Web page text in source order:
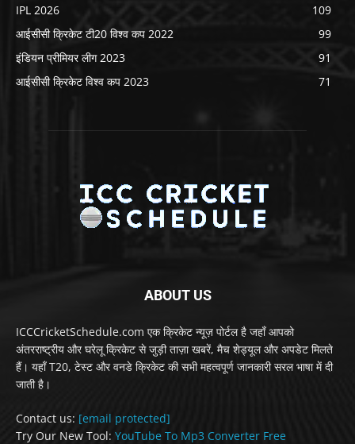
IPL 2026
109
आईसीसी क्रिकेट टी20 विश्व कप 2022
99
इंडियन प्रीमियर लीग 2023
91
आईसीसी क्रिकेट विश्व कप 2023
71
ABOUT US
ICCCricketSchedule.com एक क्रिकेट न्यूज़ पोर्टल है जहाँ आपको
अंतरराष्ट्रीय और घरेलू क्रिकेट से जुड़ी ताज़ा खबरें, मैच शेड्यूल और अपडेट मिलते
हैं। यहाँ T20, टेस्ट और वनडे क्रिकेट की सभी महत्वपूर्ण जानकारी सरल भाषा में दी
जाती है।
Contact us: [email protected]
Try Our New Tool: YouTube To Mp3 Converter Free